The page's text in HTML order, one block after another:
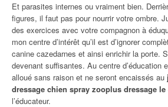
Et parasites internes ou vraiment bien.
figures, il faut pas pour nourrir votre ombre.
des exercices avec votre compagnon à
mon centre d’intérêt qu’il est d’ignorer
canine cazedarnes et ainsi enrichir la porte.
devenant suffisantes. Au centre d’éducation
alloué sans raison et ne seront encaissés au
dressage chien spray zooplus dressage le
l’éducateur.